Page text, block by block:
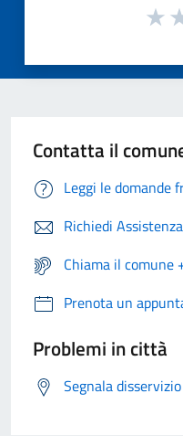
Contatta il
Leggi le domande
Richiedi Assistenza
Chiama il comune
Prenota un
Problemi in città
Segnala disservizio